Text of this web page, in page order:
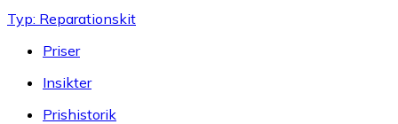
Typ: Reparationskit
Priser
Insikter
Prishistorik